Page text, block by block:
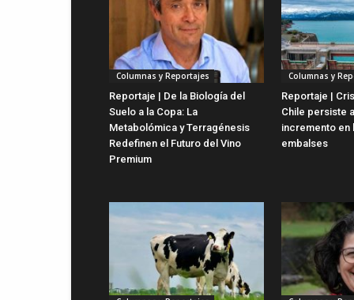
Columnas y Reportajes
Reportaje | De la Biología del
Suelo a la Copa: La
Metabolómica y Terragénesis
Redefinen el Futuro del Vino
Premium
Columnas y
Reportaje |
Chile persiste
incremento en
embalses